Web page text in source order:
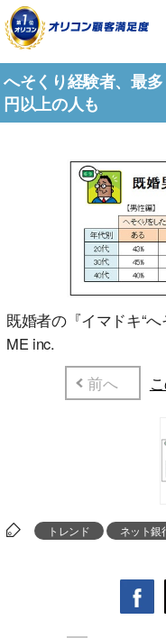
へそくり経験者、最
円以上の人も
既婚者の『イマドキ“
ME inc.
前へ
トレンド ネット銀